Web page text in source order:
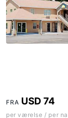
FRA USD 74
per værelse / per